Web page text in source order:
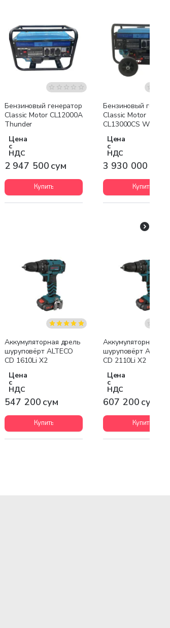
Бесплатная доставка
Бензиновый генератор
Classic Motor CL12000A
Thunder
Цена
с
НДС
2 947 500 сум
Купить
Бесплатная доставка
Бензиновый
Classic Motor
CL13000CS WH-
Цена
с
НДС
3 930 000 сум
Купить
Аккумуляторная дрель
шуруповёрт ALTECO
CD 1610Li X2
Цена
с
НДС
547 200 сум
Купить
Аккумуляторная
шуруповёрт
CD 2110Li X2
Цена
с
НДС
607 200 сум
Купить